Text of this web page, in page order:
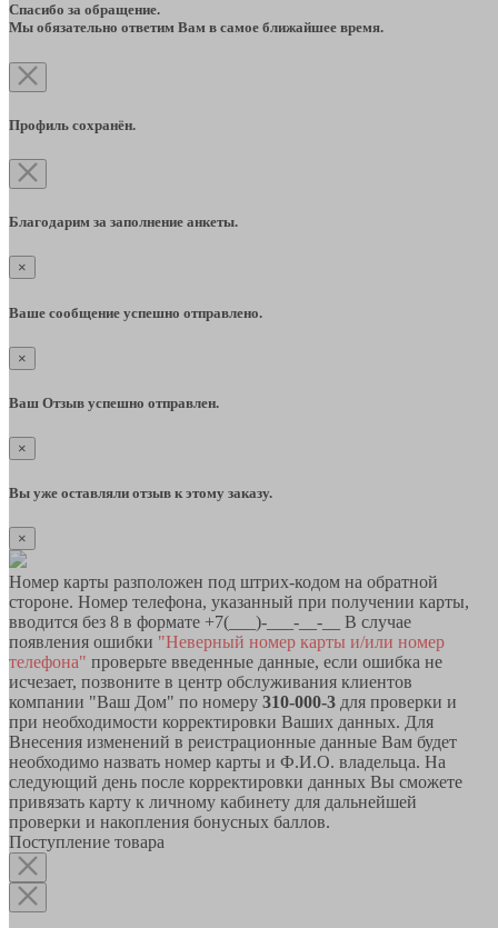
Спасибо за обращение.
Мы обязательно ответим Вам в самое ближайшее время.
Профиль сохранён.
Благодарим за заполнение анкеты.
×
Ваше сообщение успешно отправлено.
×
Ваш Отзыв успешно отправлен.
×
Вы уже оставляли отзыв к этому заказу.
×
Номер карты разположен под штрих-кодом на обратной
стороне. Номер телефона, указанный при получении карты,
вводится без 8 в формате +7(___)-___-__-__ В случае
появления ошибки "Неверный номер карты и/или номер
телефона" проверьте введенные данные, если ошибка не
исчезает, позвоните в центр обслуживания клиентов
компании "Ваш Дом" по номеру 310-000-3 для проверки и
при необходимости корректировки Ваших данных. Для
Внесения изменений в реистрационные данные Вам будет
необходимо назвать номер карты и Ф.И.О. владельца. На
следующий день после корректировки данных Вы сможете
привязать карту к личному кабинету для дальнейшей
проверки и накопления бонусных баллов.
Поступление товара